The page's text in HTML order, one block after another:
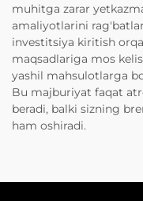
muhitga zarar
amaliyotlarini
investitsiya kiritish
maqsadlariga mos
yashil mahsulotlarga
Bu majburiyat faqat
beradi, balki sizning
ham oshiradi.